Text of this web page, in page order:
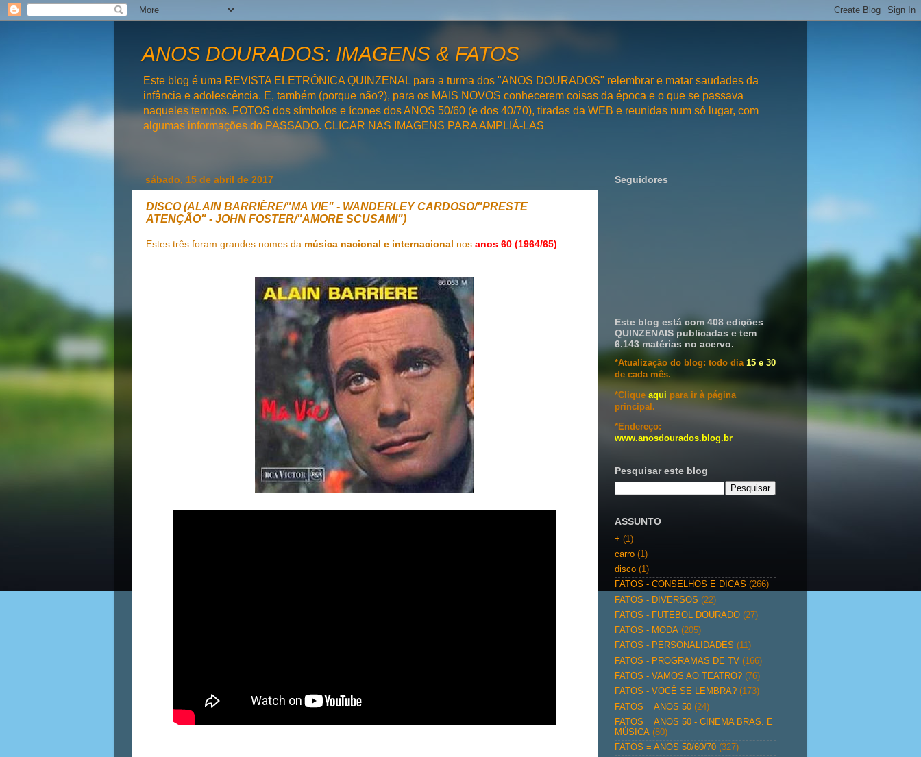
ANOS DOURADOS: IMAGENS & FATOS
Este blog é uma REVISTA ELETRÔNICA QUINZENAL para a turma dos "ANOS DOURADOS" relembrar e matar saudades da
infância e adolescência. E, também (porque não?), para os MAIS NOVOS conhecerem coisas da época e o que se passava
naqueles tempos. FOTOS dos símbolos e ícones dos ANOS 50/60 (e dos 40/70), tiradas da WEB e reunidas num só lugar, com
algumas informações do PASSADO. CLICAR NAS IMAGENS PARA AMPLIÁ-LAS
sábado, 15 de abril de 2017
DISCO (ALAIN BARRIÈRE/"MA VIE" - WANDERLEY CARDOSO/"PRESTE
ATENÇÃO" - JOHN FOSTER/"AMORE SCUSAMI")
Estes três foram grandes nomes da música nacional e internacional nos anos 60 (1964/65).
Seguidores
Este blog está com 408 edições
QUINZENAIS publicadas e tem
6.143 matérias no acervo.
*Atualização do blog: todo dia 15 e 30
de cada mês.
*Clique aqui para ir à página
principal.
*Endereço:
www.anosdourados.blog.br
Pesquisar este blog
ASSUNTO
+ (1)
carro (1)
disco (1)
FATOS - CONSELHOS E DICAS (266)
FATOS - DIVERSOS (22)
FATOS - FUTEBOL DOURADO (27)
FATOS - MODA (205)
FATOS - PERSONALIDADES (11)
FATOS - PROGRAMAS DE TV (166)
FATOS - VAMOS AO TEATRO? (76)
FATOS - VOCÊ SE LEMBRA? (173)
FATOS = ANOS 50 (24)
FATOS = ANOS 50 - CINEMA BRAS. E
MÚSICA (80)
FATOS = ANOS 50/60/70 (327)